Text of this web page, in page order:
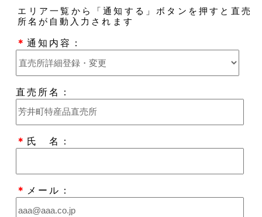
エリア一覧から「通知する」ボタンを押すと直売
所名が自動入力されます
＊通知内容：
直売所名：
＊ 氏 名：
＊ メール：